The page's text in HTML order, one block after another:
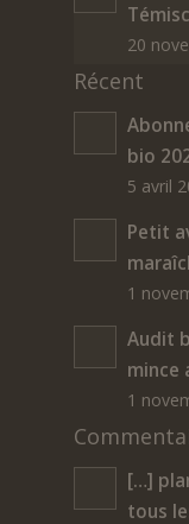
20
Récent
bio
5 avril
Petit
1
Audit
mince
1
[…]
tous